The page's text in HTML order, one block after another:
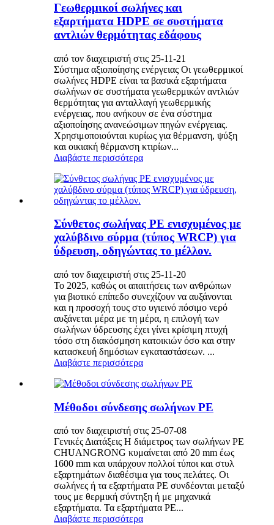
Γεωθερμικοί σωλήνες και
εξαρτήματα HDPE σε συστήματα
αντλιών θερμότητας εδάφους
από τον διαχειριστή στις 25-11-21
Σύστημα αξιοποίησης ενέργειας Οι γεωθερμικοί
σωλήνες HDPE είναι τα βασικά εξαρτήματα
σωλήνων σε συστήματα γεωθερμικών αντλιών
θερμότητας για ανταλλαγή γεωθερμικής
ενέργειας, που ανήκουν σε ένα σύστημα
αξιοποίησης ανανεώσιμων πηγών ενέργειας.
Χρησιμοποιούνται κυρίως για θέρμανση, ψύξη
και οικιακή θέρμανση κτιρίων...
Διαβάστε περισσότερα
Σύνθετος σωλήνας PE ενισχυμένος με
χαλύβδινο σύρμα (τύπος WRCP) για
ύδρευση, οδηγώντας το μέλλον.
από τον διαχειριστή στις 25-11-20
Το 2025, καθώς οι απαιτήσεις των ανθρώπων
για βιοτικό επίπεδο συνεχίζουν να αυξάνονται
και η προσοχή τους στο υγιεινό πόσιμο νερό
αυξάνεται μέρα με τη μέρα, η επιλογή των
σωλήνων ύδρευσης έχει γίνει κρίσιμη πτυχή
τόσο στη διακόσμηση κατοικιών όσο και στην
κατασκευή δημόσιων εγκαταστάσεων. ...
Διαβάστε περισσότερα
Μέθοδοι σύνδεσης σωλήνων PE
από τον διαχειριστή στις 25-07-08
Γενικές Διατάξεις Η διάμετρος των σωλήνων PE
CHUANGRONG κυμαίνεται από 20 mm έως
1600 mm και υπάρχουν πολλοί τύποι και στυλ
εξαρτημάτων διαθέσιμα για τους πελάτες. Οι
σωλήνες ή τα εξαρτήματα PE συνδέονται μεταξύ
τους με θερμική σύντηξη ή με μηχανικά
εξαρτήματα. Τα εξαρτήματα PE...
Διαβάστε περισσότερα